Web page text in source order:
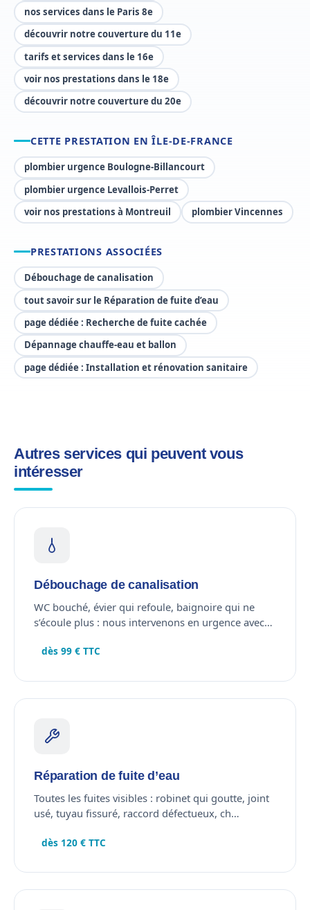
nos services dans le Paris 8e
découvrir notre couverture du 11e
tarifs et services dans le 16e
voir nos prestations dans le 18e
découvrir notre couverture du 20e
CETTE PRESTATION EN ÎLE-DE-FRANCE
plombier urgence Boulogne-Billancourt
plombier urgence Levallois-Perret
voir nos prestations à Montreuil
plombier Vincennes
PRESTATIONS ASSOCIÉES
Débouchage de canalisation
tout savoir sur le Réparation de fuite d’eau
page dédiée : Recherche de fuite cachée
Dépannage chauffe-eau et ballon
page dédiée : Installation et rénovation sanitaire
Autres services qui peuvent vous
intéresser
Débouchage de canalisation
WC bouché, évier qui refoule, baignoire qui ne
s’écoule plus : nous intervenons en urgence avec…
dès 99 € TTC
Réparation de fuite d’eau
Toutes les fuites visibles : robinet qui goutte, joint
usé, tuyau fissuré, raccord défectueux, ch…
dès 120 € TTC